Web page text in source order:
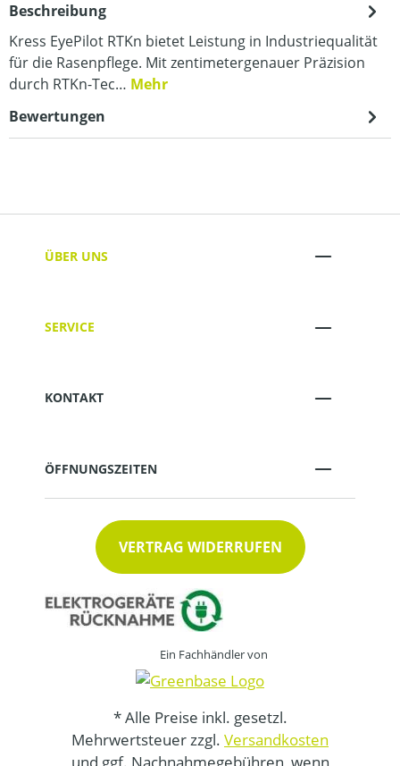
Beschreibung
Kress EyePilot RTKn bietet Leistung in Industriequalität
für die Rasenpflege. Mit zentimetergenauer Präzision
durch RTKn-Tec… Mehr
Bewertungen
ÜBER UNS
SERVICE
KONTAKT
ÖFFNUNGSZEITEN
VERTRAG WIDERRUFEN
Ein Fachhändler von
* Alle Preise inkl. gesetzl.
Mehrwertsteuer zzgl. Versandkosten